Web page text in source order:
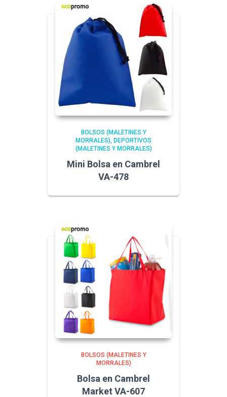
BOLSOS (MALETINES Y
MORRALES) DEPORTIVOS
(MALETINES Y MORRALES)
Mini Bolsa en Cambrel
VA-478
BOLSOS (MALETINES Y
MORRALES)
Bolsa en Cambrel
Market VA-607